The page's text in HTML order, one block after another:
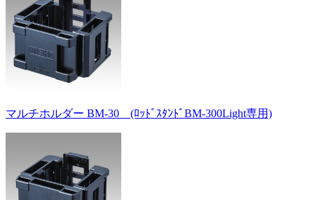
マルチホルダー BM-30 (ﾛｯﾄﾞｽﾀﾝﾄﾞBM-300Light専用)